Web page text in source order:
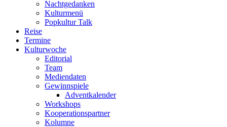
Nachtgedanken
Kulturmenü
Popkultur Talk
Reise
Termine
Kulturwoche
Editorial
Team
Mediendaten
Gewinnspiele
Adventkalender
Workshops
Kooperationspartner
Kolumne